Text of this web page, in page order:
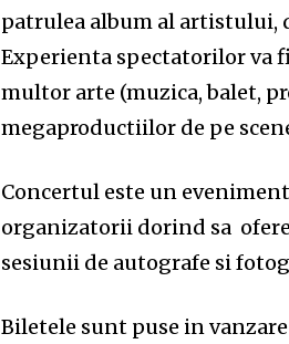
patrulea album al artistului,
Experienta spectatorilor va
multor arte (muzica, balet,
megaproductiilor de pe
Concertul este un
organizatorii dorind sa
sesiunii de autografe si
Biletele sunt puse in